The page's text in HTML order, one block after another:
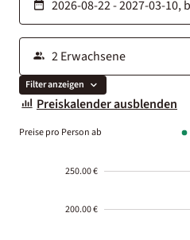
Filter anzeigen
Preiskalender ausblenden
Preise pro Person ab
250.00 €
200.00 €